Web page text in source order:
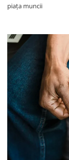
piața muncii